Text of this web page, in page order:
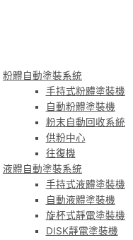
粉體自動塗裝系統
手持式粉體塗裝機
自動粉體塗裝機
粉末自動回收系統
供粉中心
往復機
液體自動塗裝系統
手持式液體塗裝機
自動液體塗裝機
旋杯式靜電塗裝機
DISK靜電塗裝機